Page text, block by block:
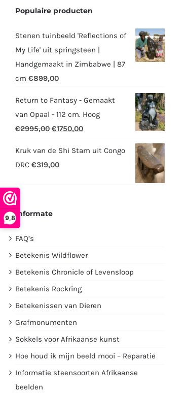
9,8
Populaire producten
Stenen tuinbeeld 'Reflections of
My Life' uit springsteen |
Handgemaakt in Zimbabwe | 87
cm €899,00
Return to Fantasy - Gemaakt
van Opaal - 112 cm. Hoog
€2995,00 Oorspronkelijke
was:
€2995,00.
€1750,00Huidige
Kruk van de Shi Stam uit Congo
DRC €319,00
Informate
FAQ’s
Betekenis Wildflower
Betekenis Chronicle of Levensloop
Betekenis Rockring
Betekenissen van Dieren
Grafmonumenten
Sokkels voor Afrikaanse kunst
Hoe houd ik mijn beeld mooi – Reparatie
Informatie steensoorten Afrikaanse
beelden